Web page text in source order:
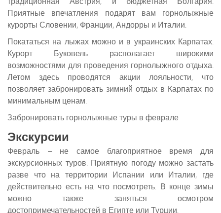
Приятные впечатления подарят вам горнолыжные
курорты Словении, Франции, Андорры и Италии.
Покататься на лыжах можно и в украинских Карпатах.
Курорт Буковель располагает широкими
возможностями для проведения горнолыжного отдыха.
Летом здесь проводятся акции лояльности, что
позволяет забронировать зимний отдых в Карпатах по
минимальным ценам.
Забронировать горнолыжные туры в феврале
Экскурсии
Февраль – не самое благоприятное время для
экскурсионных туров. Приятную погоду можно застать
разве что на территории Испании или Италии, где
действительно есть на что посмотреть. В конце зимы
можно также заняться осмотром
достопримечательностей в Египте или Турции.